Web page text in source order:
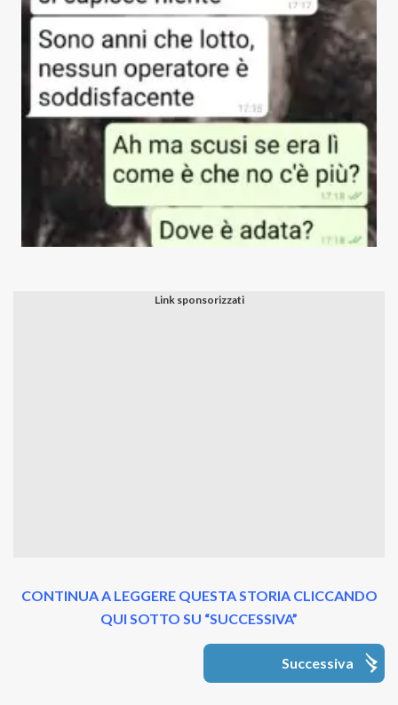
CONTINUA A LEGGERE QUESTA STORIA CLICCANDO
QUI SOTTO SU “SUCCESSIVA”
Successiva